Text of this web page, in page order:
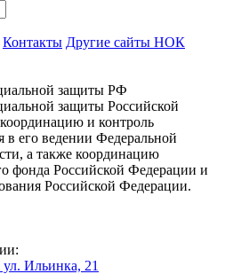
Контакты Другие сайты НОК
защиты РФ
защиты Российской
и контроль
в его ведении Федеральной
а также координацию
фонда Российской Федерации и
Российской Федерации.
Ильинка, 21